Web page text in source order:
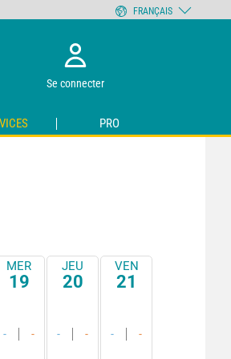
Se connecter
PRO
MER
19
- -
JEU
20
- -
VEN
21
- -
FRANÇAIS